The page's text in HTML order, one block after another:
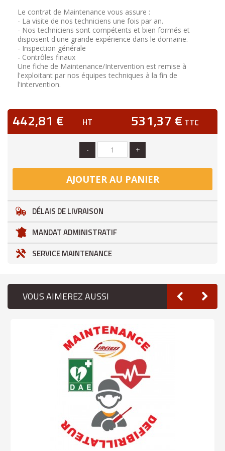
Le contrat de Maintenance vous assure :
- La visite de nos techniciens une fois par an.
- Nos techniciens sont compétents et bien formés et
disposent d'une grande expérience dans le domaine.
- Inspection générale
- Contrôles finaux
Une fiche de Maintenance/Intervention est remise à
l'exploitant par nos équipes techniques à la fin de
l'intervention.
442,81 € HT 531,37 € TTC
- +
AJOUTER AU PANIER
DÉLAIS DE LIVRAISON
MANDAT ADMINISTRATIF
SERVICE MAINTENANCE
VOUS AIMEREZ AUSSI